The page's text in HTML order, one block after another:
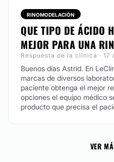
RINOMODELACIÓN
QUE TIPO DE ÁCIDO
MEJOR PARA UNA
Respuesta de la clínica · 17
Buenos días Astrid. En
marcas de diversos
paciente obtenga el mejor
opciones el equipo médico
producto que precisa el
VER